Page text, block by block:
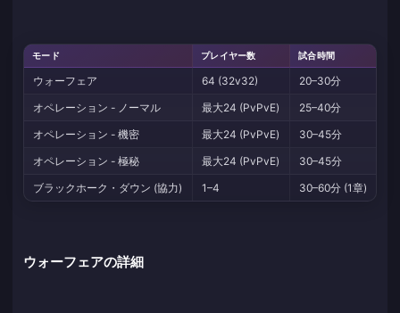
モード プレイヤー数 試合時間
ウォーフェア 64 (32v32) 20–30分
オペレーション - ノーマル
最大24 (PvPvE) 25–40分
オペレーション - 機密
最大24 (PvPvE) 30–45分
オペレーション - 極秘
最大24 (PvPvE) 30–45分
ブラックホーク・ダウン (協力)
1–4 30–60分 (1章)
ウォーフェアの詳細